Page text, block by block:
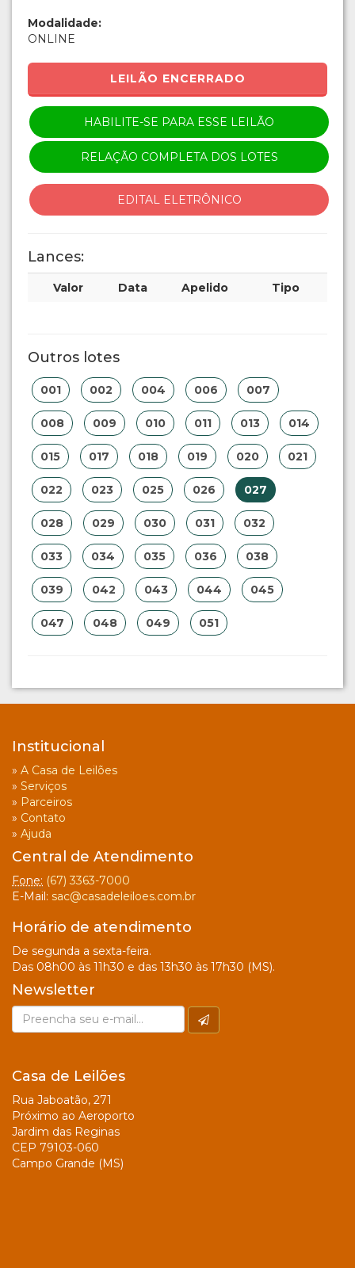
Modalidade:
ONLINE
LEILÃO ENCERRADO
HABILITE-SE PARA ESSE LEILÃO
RELAÇÃO COMPLETA DOS LOTES
EDITAL ELETRÔNICO
Lances:
Valor Data Apelido Tipo
Outros lotes
001 002 004 006 007
008 009 010 011 013 014
015 017 018 019 020 021
022 023 025 026 027
028 029 030 031 032
033 034 035 036 038
039 042 043 044 045
047 048 049 051
Institucional
» A Casa de Leilões
» Serviços
» Parceiros
» Contato
» Ajuda
Central de Atendimento
Fone: (67) 3363-7000
E-Mail: sac@casadeleiloes.com.br
Horário de atendimento
De segunda a sexta-feira.
Das 08h00 às 11h30 e das 13h30 às 17h30 (MS).
Newsletter
Casa de Leilões
Rua Jaboatão, 271
Próximo ao Aeroporto
Jardim das Reginas
CEP 79103-060
Campo Grande (MS)